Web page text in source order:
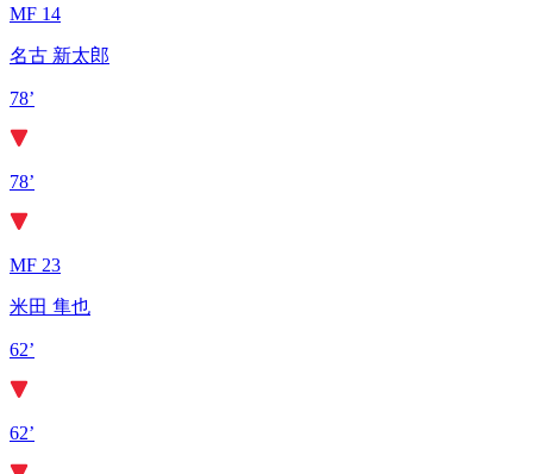
MF 14
名古 新太郎
78’
78’
MF 23
米田 隼也
62’
62’